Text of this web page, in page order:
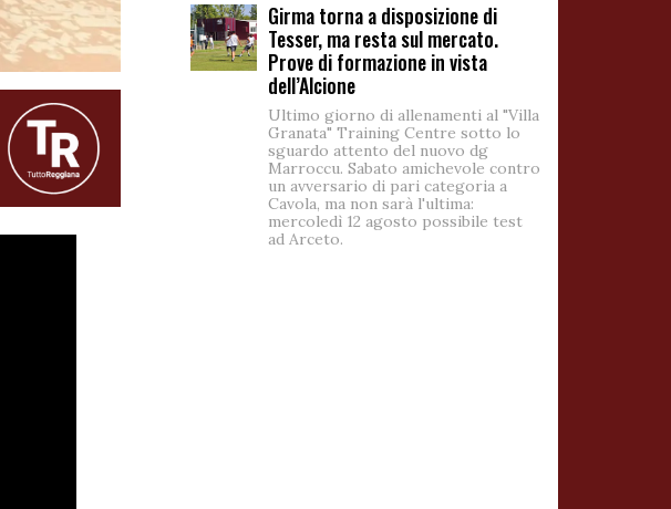
Girma torna a disposizione di
Tesser, ma resta sul mercato.
Prove di formazione in vista
dell’Alcione
Ultimo giorno di allenamenti al "Villa
Granata" Training Centre sotto lo
sguardo attento del nuovo dg
Marroccu. Sabato amichevole contro
un avversario di pari categoria a
Cavola, ma non sarà l'ultima:
mercoledì 12 agosto possibile test
ad Arceto.